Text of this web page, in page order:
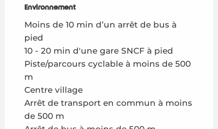
Environnement
Environnement
Moins de 10 min d’un arrêt de bus à
pied
10 - 20 min d'une gare SNCF à pied
Piste/parcours cyclable à moins de 500
m
Centre village
Arrêt de transport en commun à moins
de 500 m